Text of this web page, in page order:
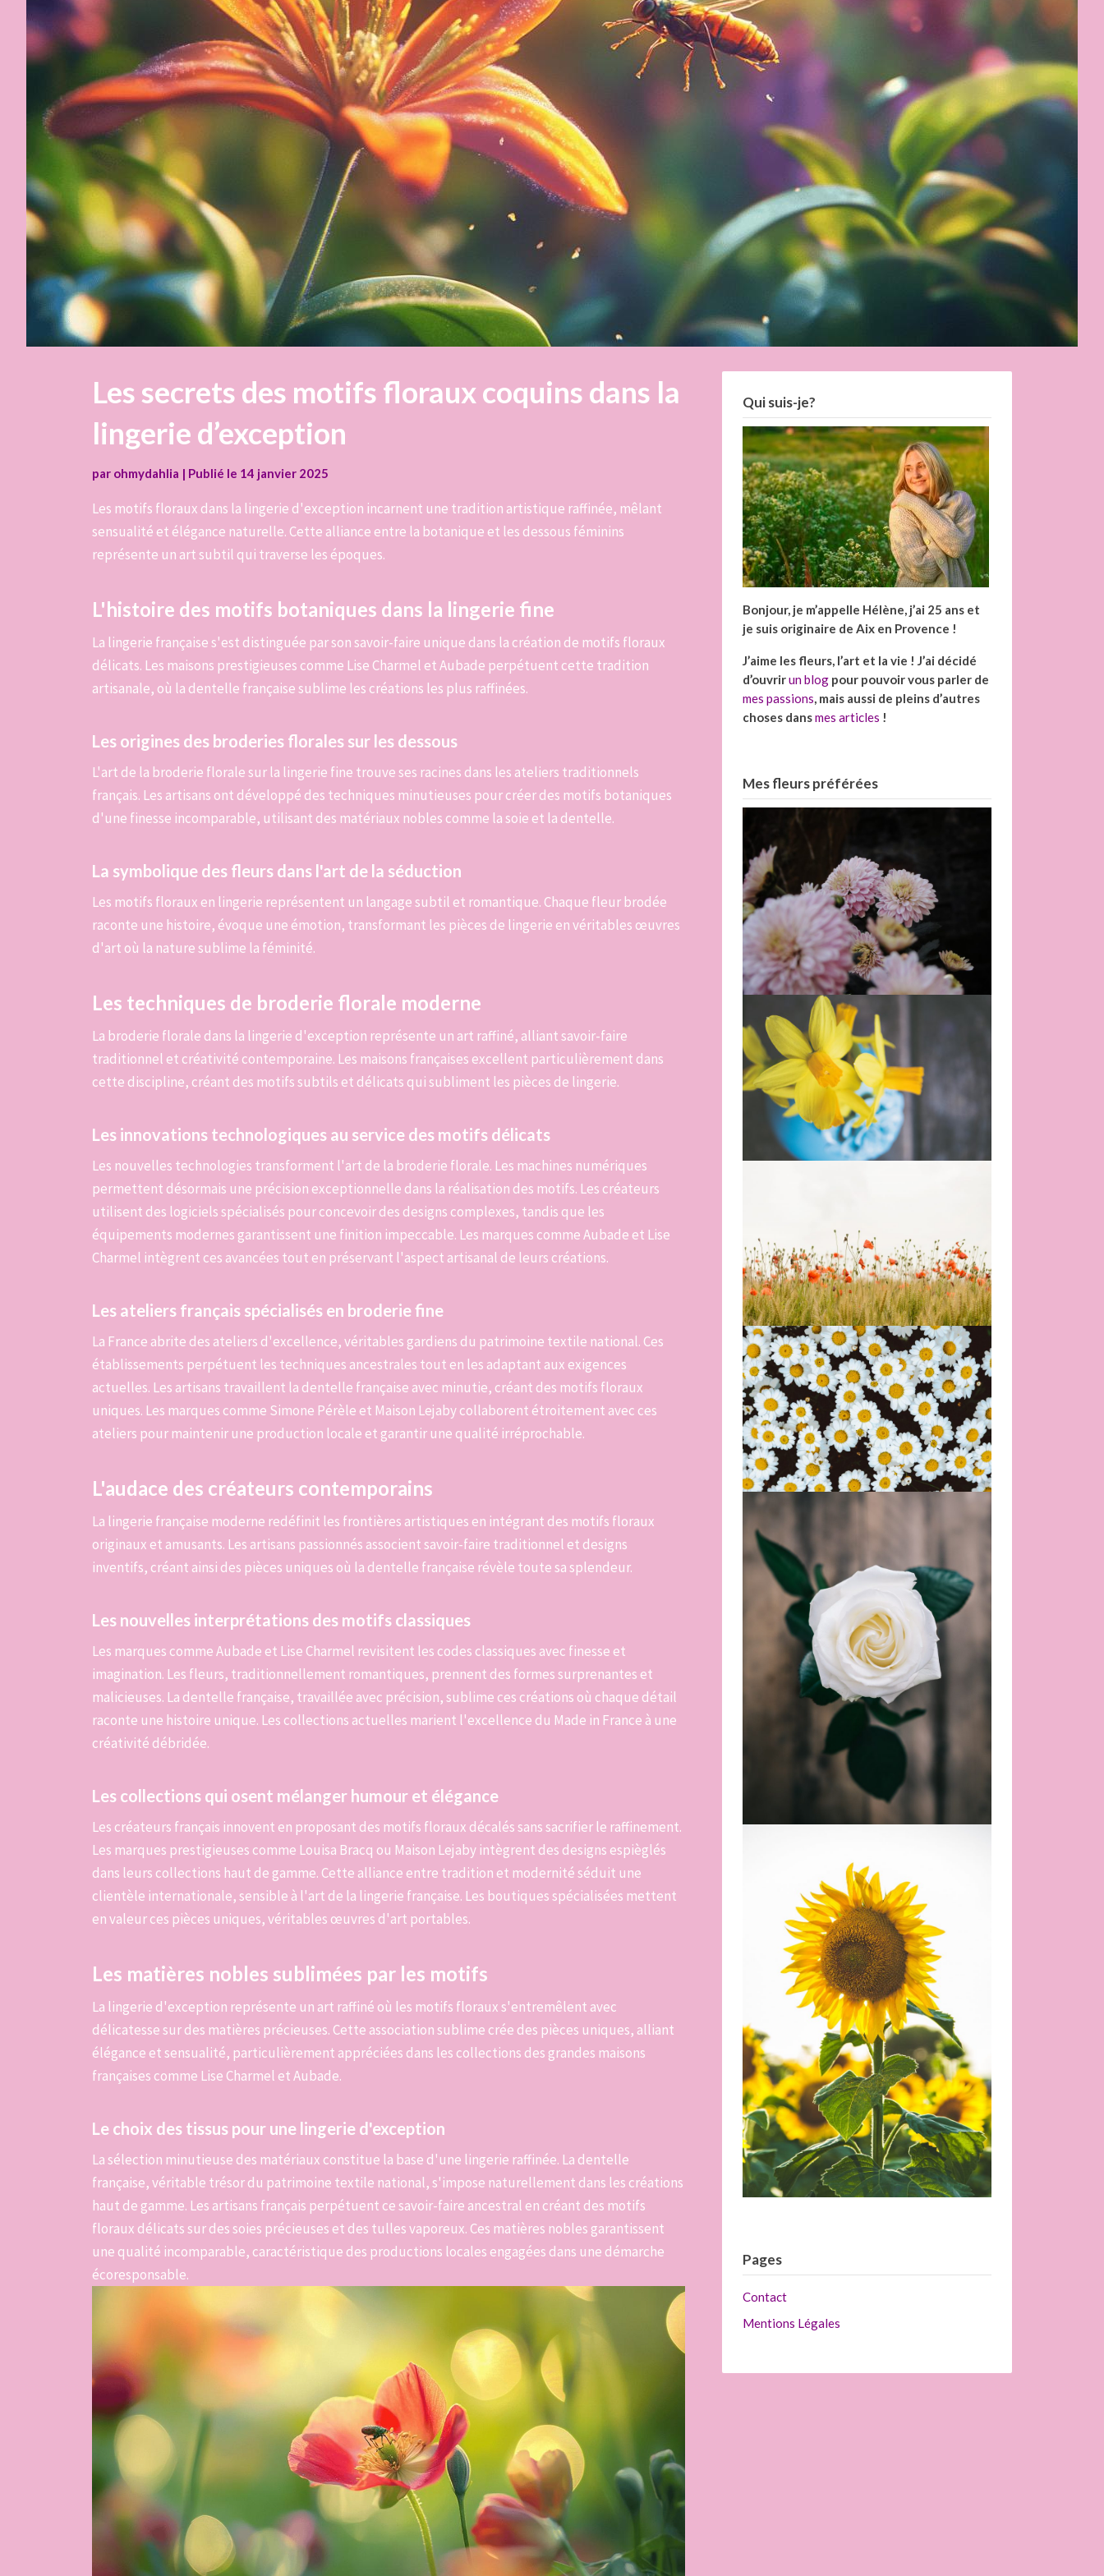
Les secrets des motifs floraux coquins dans la
lingerie d’exception
par ohmydahlia | Publié le 14 janvier 2025
Les motifs floraux dans la lingerie d'exception incarnent une tradition artistique raffinée, mêlant
sensualité et élégance naturelle. Cette alliance entre la botanique et les dessous féminins
représente un art subtil qui traverse les époques.
L'histoire des motifs botaniques dans la lingerie fine
La lingerie française s'est distinguée par son savoir-faire unique dans la création de motifs floraux
délicats. Les maisons prestigieuses comme Lise Charmel et Aubade perpétuent cette tradition
artisanale, où la dentelle française sublime les créations les plus raffinées.
Les origines des broderies florales sur les dessous
L'art de la broderie florale sur la lingerie fine trouve ses racines dans les ateliers traditionnels
français. Les artisans ont développé des techniques minutieuses pour créer des motifs botaniques
d'une finesse incomparable, utilisant des matériaux nobles comme la soie et la dentelle.
La symbolique des fleurs dans l'art de la séduction
Les motifs floraux en lingerie représentent un langage subtil et romantique. Chaque fleur brodée
raconte une histoire, évoque une émotion, transformant les pièces de lingerie en véritables œuvres
d'art où la nature sublime la féminité.
Les techniques de broderie florale moderne
La broderie florale dans la lingerie d'exception représente un art raffiné, alliant savoir-faire
traditionnel et créativité contemporaine. Les maisons françaises excellent particulièrement dans
cette discipline, créant des motifs subtils et délicats qui subliment les pièces de lingerie.
Les innovations technologiques au service des motifs délicats
Les nouvelles technologies transforment l'art de la broderie florale. Les machines numériques
permettent désormais une précision exceptionnelle dans la réalisation des motifs. Les créateurs
utilisent des logiciels spécialisés pour concevoir des designs complexes, tandis que les
équipements modernes garantissent une finition impeccable. Les marques comme Aubade et Lise
Charmel intègrent ces avancées tout en préservant l'aspect artisanal de leurs créations.
Les ateliers français spécialisés en broderie fine
La France abrite des ateliers d'excellence, véritables gardiens du patrimoine textile national. Ces
établissements perpétuent les techniques ancestrales tout en les adaptant aux exigences
actuelles. Les artisans travaillent la dentelle française avec minutie, créant des motifs floraux
uniques. Les marques comme Simone Pérèle et Maison Lejaby collaborent étroitement avec ces
ateliers pour maintenir une production locale et garantir une qualité irréprochable.
L'audace des créateurs contemporains
La lingerie française moderne redéfinit les frontières artistiques en intégrant des motifs floraux
originaux et amusants. Les artisans passionnés associent savoir-faire traditionnel et designs
inventifs, créant ainsi des pièces uniques où la dentelle française révèle toute sa splendeur.
Les nouvelles interprétations des motifs classiques
Les marques comme Aubade et Lise Charmel revisitent les codes classiques avec finesse et
imagination. Les fleurs, traditionnellement romantiques, prennent des formes surprenantes et
malicieuses. La dentelle française, travaillée avec précision, sublime ces créations où chaque détail
raconte une histoire unique. Les collections actuelles marient l'excellence du Made in France à une
créativité débridée.
Les collections qui osent mélanger humour et élégance
Les créateurs français innovent en proposant des motifs floraux décalés sans sacrifier le raffinement.
Les marques prestigieuses comme Louisa Bracq ou Maison Lejaby intègrent des designs espièglés
dans leurs collections haut de gamme. Cette alliance entre tradition et modernité séduit une
clientèle internationale, sensible à l'art de la lingerie française. Les boutiques spécialisées mettent
en valeur ces pièces uniques, véritables œuvres d'art portables.
Les matières nobles sublimées par les motifs
La lingerie d'exception représente un art raffiné où les motifs floraux s'entremêlent avec
délicatesse sur des matières précieuses. Cette association sublime crée des pièces uniques, alliant
élégance et sensualité, particulièrement appréciées dans les collections des grandes maisons
françaises comme Lise Charmel et Aubade.
Le choix des tissus pour une lingerie d'exception
La sélection minutieuse des matériaux constitue la base d'une lingerie raffinée. La dentelle
française, véritable trésor du patrimoine textile national, s'impose naturellement dans les créations
haut de gamme. Les artisans français perpétuent ce savoir-faire ancestral en créant des motifs
floraux délicats sur des soies précieuses et des tulles vaporeux. Ces matières nobles garantissent
une qualité incomparable, caractéristique des productions locales engagées dans une démarche
écoresponsable.
Qui suis-je?
Bonjour, je m’appelle Hélène, j’ai 25 ans et
je suis originaire de Aix en Provence !
J’aime les fleurs, l’art et la vie ! J’ai décidé
d’ouvrirun blogpour pouvoir vous parler de
mes passions, mais aussi de pleins d’autres
choses dansmes articles !
Mes fleurs préférées
Pages
Contact
Mentions Légales